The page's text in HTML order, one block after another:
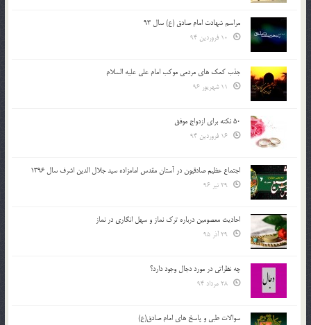
مراسم شهادت امام صادق (ع) سال 93
جذب کمک های مردمی موکب امام علی علیه السلام
50 نکته برای ازدواج موفق
اجتماع عظیم صادقیون در آستان مقدس امامزاده سید جلال الدین اشرف سال 1396
احادیث معصومین درباره ترک نماز و سهل انگاری در نماز
چه نظراتی در مورد دجال وجود دارد؟
سوالات طبی و پاسخ های امام صادق(ع)